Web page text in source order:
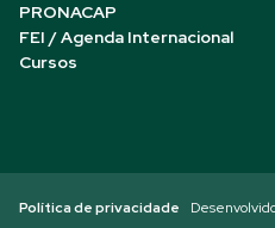
PRONACAP
FEI / Agenda Internacional
Cursos
Política de privacidade